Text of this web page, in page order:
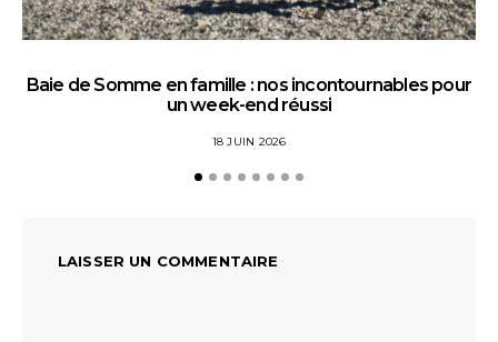
Baie de Somme en famille : nos incontournables pour
un week-end réussi
18 JUIN 2026
LAISSER UN COMMENTAIRE